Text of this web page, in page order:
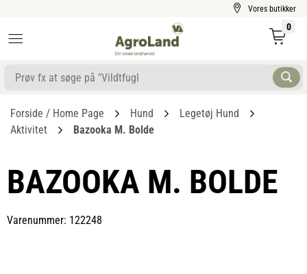
Vores butikker
0
Forside / Home Page Hund
Legetøj Hund
Aktivitet
Bazooka M. Bolde
BAZOOKA M. BOLDE
Varenummer: 122248